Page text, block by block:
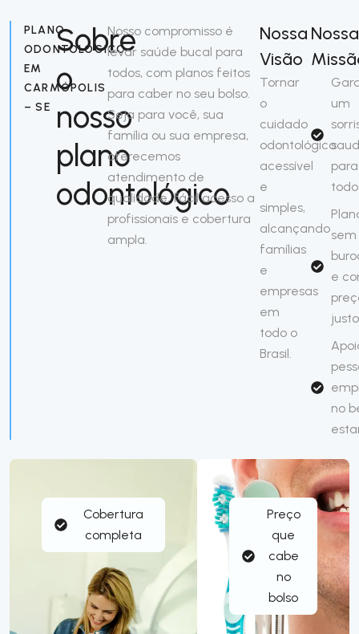
Cobertura
completa
Preço
que
cabe
no
bolso
PLANO
ODONTOLÓGICO
EM
CARMÓPOLIS
– SE
Sobre
o
nosso
plano
odontológico
Nosso compromisso é
levar saúde bucal para
todos, com planos feitos
para caber no seu bolso.
Seja para você, sua
família ou sua empresa,
oferecemos
atendimento de
qualidade, fácil acesso a
profissionais e cobertura
ampla.
Nossa
Visão
Tornar
o
cuidado
odontológico
acessível
e
simples,
alcançando
famílias
e
empresas
em
todo o
Brasil.
Nossa
um
para
sem
e
justo
no